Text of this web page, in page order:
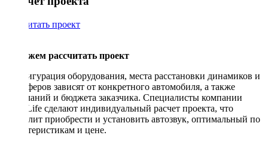
Рассчитать проект
Поможем рассчитать проект
Конфигурация оборудования, места расстановки динамиков и
сабвуферов зависят от конкретного автомобиля, а также
пожеланий и бюджета заказчика. Специалисты компании
DriveLife сделают индивидуальный расчет проекта, что
позволит приобрести и установить автозвук, оптимальный по
характеристикам и цене.